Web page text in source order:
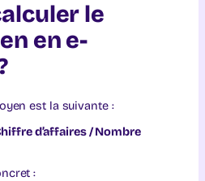
le
en e-
est la suivante :
d’affaires / Nombre
: